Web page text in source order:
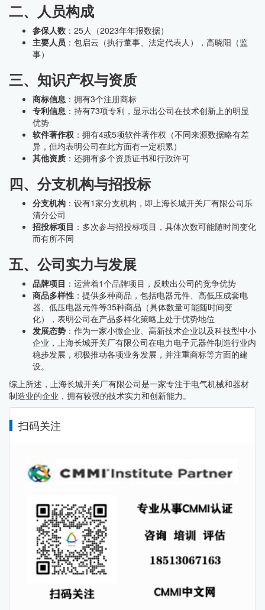
二、人员构成
参保人数 ：25人（2023年年报数据）
主要人员 ：包启云（执行董事、法定代表人），高晓阳（监
事）
三、知识产权与资质
商标信息 ：拥有3个注册商标
专利信息 ：持有73项专利，显示出公司在技术创新上的明显
优势
软件著作权 ：拥有4或5项软件著作权（不同来源数据略有差
异，但均表明公司在此方面有一定积累）
其他资质 ：还拥有多个资质证书和行政许可
四、分支机构与招投标
分支机构 ：设有1家分支机构，即上海长城开关厂有限公司乐
清分公司
招投标项目 ：多次参与招投标项目，具体次数可能随时间变化
而有所不同
五、公司实力与发展
品牌项目 ：运营着1个品牌项目，反映出公司的竞争优势
商品多样性 ：提供多种商品，包括电器元件、高低压成套电
器、低压电器元件等35种商品（具体数量可能随时间变
化），表明公司在产品多样化策略上处于优势地位
发展态势 ：作为一家小微企业、高新技术企业以及科技型中小
企业，上海长城开关厂有限公司在电力电子元器件制造行业内
稳步发展，积极推动各项业务发展，并注重商标等方面的建
设。
综上所述，上海长城开关厂有限公司是一家专注于电气机械和器材
制造业的企业，拥有较强的技术实力和创新能力。
扫码关注